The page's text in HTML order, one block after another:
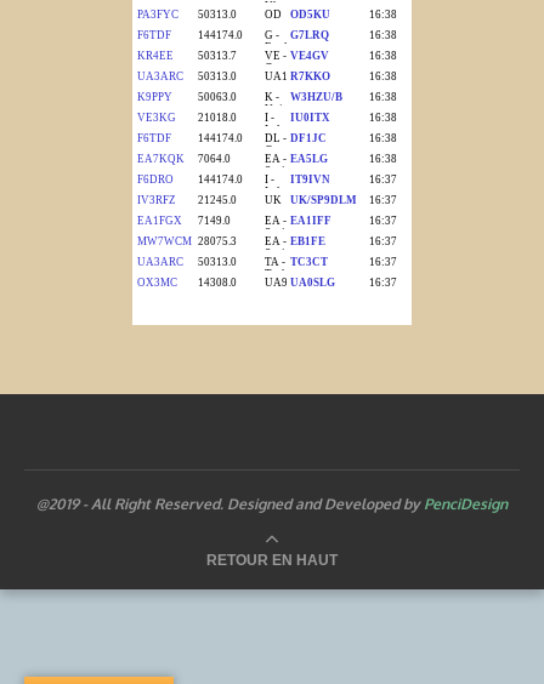
@2019 - All Right Reserved. Designed and Developed by PenciDesign
RETOUR EN HAUT